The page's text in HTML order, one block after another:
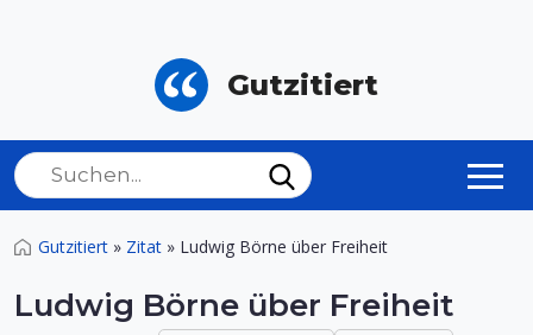
Gutzitiert
Gutzitiert » Zitat » Ludwig Börne über Freiheit
Ludwig Börne über Freiheit